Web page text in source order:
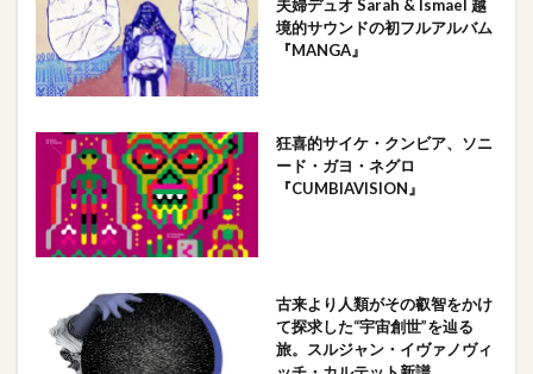
夫婦デュオ Sarah & Ismael 越
境的サウンドの初フルアルバム
『MANGA』
狂喜的サイケ・クンビア、ソニ
ード・ガヨ・ネグロ
『CUMBIAVISION』
古来より人類がその叡智をかけ
て探求した“宇宙創世”を辿る
旅。スルジャン・イヴァノヴィ